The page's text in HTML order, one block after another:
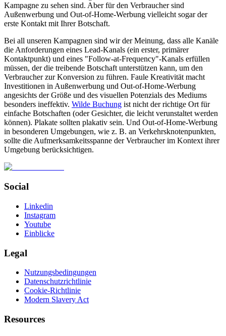
Kampagne zu sehen sind. Aber für den Verbraucher sind
Außenwerbung und Out-of-Home-Werbung vielleicht sogar der
erste Kontakt mit Ihrer Botschaft.
Bei all unseren Kampagnen sind wir der Meinung, dass alle Kanäle
die Anforderungen eines Lead-Kanals (ein erster, primärer
Kontaktpunkt) und eines "Follow-at-Frequency"-Kanals erfüllen
müssen, der die treibende Botschaft unterstützen kann, um den
Verbraucher zur Konversion zu führen. Faule Kreativität macht
Investitionen in Außenwerbung und Out-of-Home-Werbung
angesichts der Größe und des visuellen Potenzials des Mediums
besonders ineffektiv. Wilde Buchung ist nicht der richtige Ort für
einfache Botschaften (oder Gesichter, die leicht verunstaltet werden
können). Plakate sollten plakativ sein. Und Out-of-Home-Werbung
in besonderen Umgebungen, wie z. B. an Verkehrsknotenpunkten,
sollte die Aufmerksamkeitsspanne der Verbraucher im Kontext ihrer
Umgebung berücksichtigen.
Social
Linkedin
Instagram
Youtube
Einblicke
Legal
Nutzungsbedingungen
Datenschutzrichtlinie
Cookie-Richtlinie
Modern Slavery Act
Resources